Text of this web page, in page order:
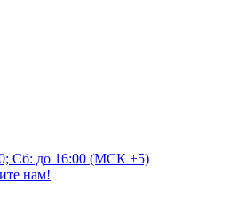
Сб: до 16:00 (МСК +5)
нам!